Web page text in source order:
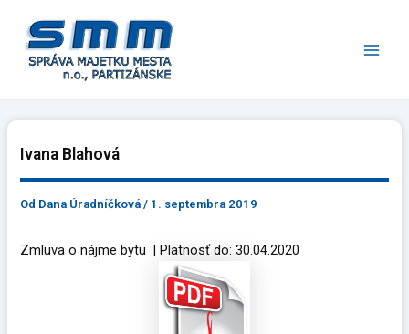
obsah
Ivana Blahová
Od Dana Úradníčková/ 1. septembra 2019
Zmluva o nájme bytu | Platnosť do: 30.04.2020